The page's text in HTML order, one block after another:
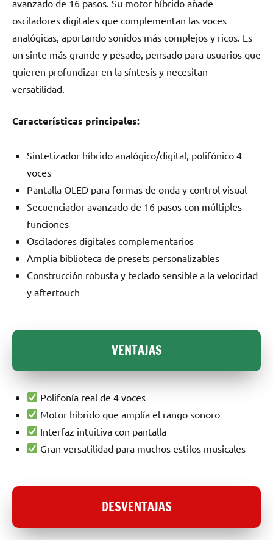
avanzado de 16 pasos. Su motor híbrido añade
osciladores digitales que complementan las voces
analógicas, aportando sonidos más complejos y ricos. Es
un sinte más grande y pesado, pensado para usuarios que
quieren profundizar en la síntesis y necesitan
versatilidad.
Características principales:
Sintetizador híbrido analógico/digital, polifónico 4
voces
Pantalla OLED para formas de onda y control visual
Secuenciador avanzado de 16 pasos con múltiples
funciones
Osciladores digitales complementarios
Amplia biblioteca de presets personalizables
Construcción robusta y teclado sensible a la velocidad
y aftertouch
VENTAJAS
Polifonía real de 4 voces
Motor híbrido que amplía el rango sonoro
Interfaz intuitiva con pantalla
Gran versatilidad para muchos estilos musicales
DESVENTAJAS